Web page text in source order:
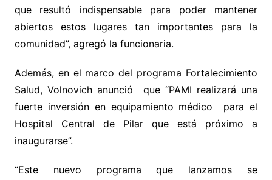
que resultó indispensable para poder mantener
abiertos estos lugares tan importantes para la
comunidad”, agregó la funcionaria.
Además, en el marco del programa Fortalecimiento
Salud, Volnovich anunció que “PAMI realizará una
fuerte inversión en equipamiento médico para el
Hospital Central de Pilar que está próximo a
inaugurarse”.
“Este nuevo programa que lanzamos se